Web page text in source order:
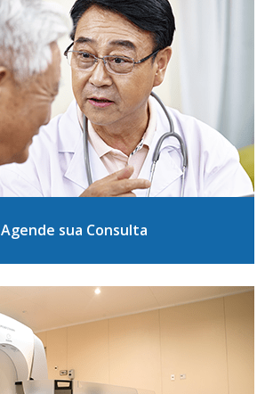
Agende sua Consulta